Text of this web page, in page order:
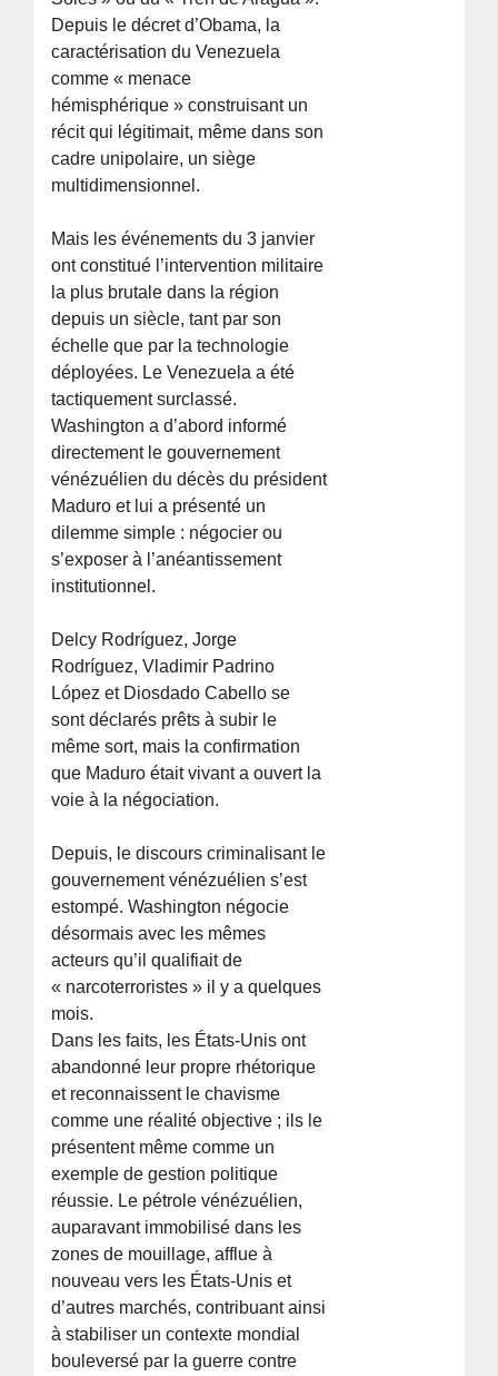
Depuis le décret d’Obama, la
caractérisation du Venezuela
comme « menace
hémisphérique » construisant un
récit qui légitimait, même dans son
cadre unipolaire, un siège
multidimensionnel.
Mais les événements du 3 janvier
ont constitué l’intervention militaire
la plus brutale dans la région
depuis un siècle, tant par son
échelle que par la technologie
déployées. Le Venezuela a été
tactiquement surclassé.
Washington a d’abord informé
directement le gouvernement
vénézuélien du décès du président
Maduro et lui a présenté un
dilemme simple : négocier ou
s’exposer à l’anéantissement
institutionnel.
Delcy Rodríguez, Jorge
Rodríguez, Vladimir Padrino
López et Diosdado Cabello se
sont déclarés prêts à subir le
même sort, mais la confirmation
que Maduro était vivant a ouvert la
voie à la négociation.
Depuis, le discours criminalisant le
gouvernement vénézuélien s’est
estompé. Washington négocie
désormais avec les mêmes
acteurs qu’il qualifiait de
« narcoterroristes » il y a quelques
mois.
Dans les faits, les États-Unis ont
abandonné leur propre rhétorique
et reconnaissent le chavisme
comme une réalité objective ; ils le
présentent même comme un
exemple de gestion politique
réussie. Le pétrole vénézuélien,
auparavant immobilisé dans les
zones de mouillage, afflue à
nouveau vers les États-Unis et
d’autres marchés, contribuant ainsi
à stabiliser un contexte mondial
bouleversé par la guerre contre